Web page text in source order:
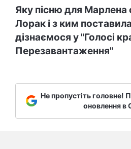
Яку пісню для Марлена
Лорак і з ким
дізнаємося у "Голосі
Перезавантаження"
Не пропустіть головне!
оновлення в